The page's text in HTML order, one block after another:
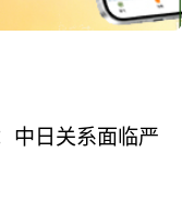
中日关系面临严